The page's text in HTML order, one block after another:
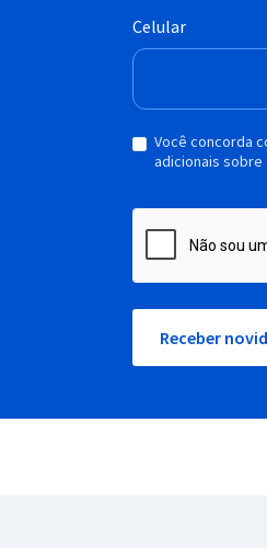
Celular
Você concorda
adicionais sobre
Receber